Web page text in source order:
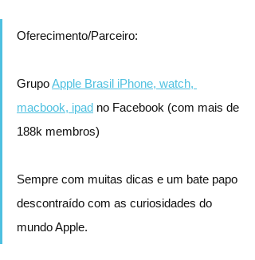
Oferecimento/Parceiro:
Grupo Apple Brasil iPhone, watch,
macbook, ipad no Facebook (com mais de
188k membros)
Sempre com muitas dicas e um bate papo
descontraído com as curiosidades do
mundo Apple.